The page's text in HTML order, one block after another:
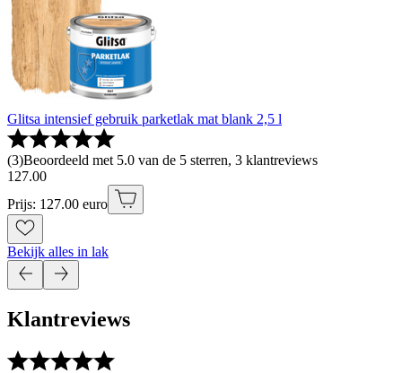
Glitsa intensief gebruik parketlak mat blank 2,5 l
(3)Beoordeeld met 5.0 van de 5 sterren, 3 klantreviews
127.00
Prijs: 127.00 euro
Bekijk alles in lak
Klantreviews